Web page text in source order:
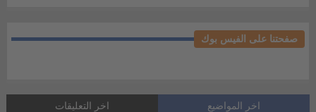
صفحتنا على الفيس بوك
اخر المواضيع اخر التعليقات